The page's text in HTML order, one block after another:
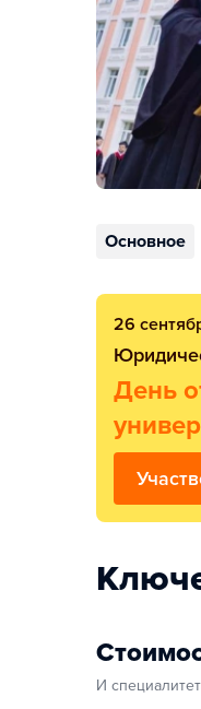
Основное
26
День
И